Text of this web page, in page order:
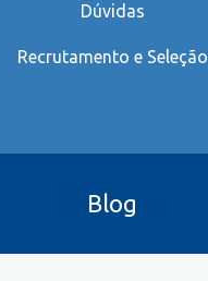
Dúvidas
Recrutamento e Seleção
Blog